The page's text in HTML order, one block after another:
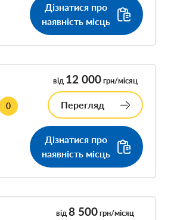
Дізнатися про
наявність місць
0
від 12 000грн/місяц
Перегляд
Дізнатися про
наявність місць
від8 500грн/місяц